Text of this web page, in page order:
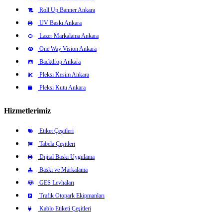
Roll Up Banner Ankara
UV Baskı Ankara
Lazer Markalama Ankara
One Way Vision Ankara
Backdrop Ankara
Pleksi Kesim Ankara
Pleksi Kutu Ankara
Hizmetlerimiz
Etiket Çeşitleri
Tabela Çeşitleri
Dijital Baskı Uygulama
Baskı ve Markalama
GES Levhaları
Trafik Otopark Ekipmanları
Kablo Etiketi Çeşitleri